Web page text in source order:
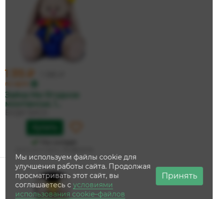
1 315 ₽
по карте
Зайка Ми Ягодное
монпансье, 1...
Мы используем файлы cookie для
улучшения работы сайта. Продолжая
просматривать этот сайт, вы
соглашаетесь сусловиями
использования cookie–файлов
Принять